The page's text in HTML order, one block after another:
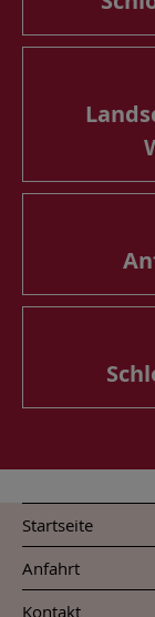
Startseite
Anfahrt
Kontakt